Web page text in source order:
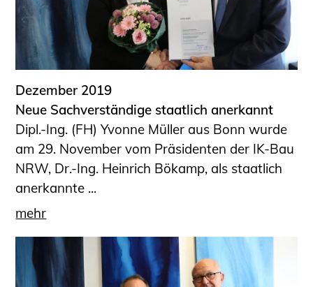
Dezember 2019
Neue Sachverständige staatlich anerkannt
Dipl.-Ing. (FH) Yvonne Müller aus Bonn wurde
am 29. November vom Präsidenten der IK-Bau
NRW, Dr.-Ing. Heinrich Bökamp, als staatlich
anerkannte ...
mehr